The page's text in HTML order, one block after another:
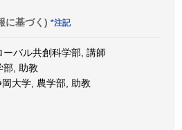
に基づく) *注記
バル共創科学部, 講師
部, 助教
大学, 農学部, 助教